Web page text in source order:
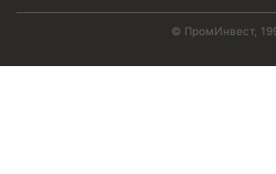
© ПромИнвест,